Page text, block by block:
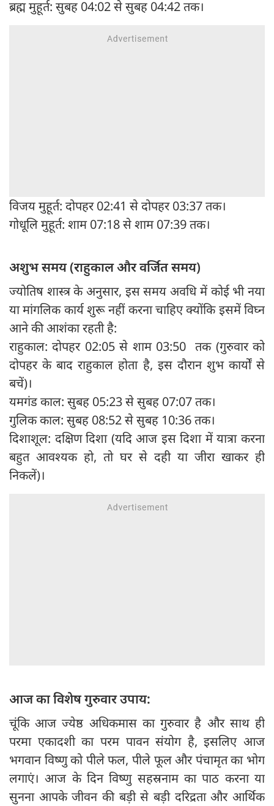
ब्रह्म मुहूर्त: सुबह 04:02 से सुबह 04:42 तक।
विजय मुहूर्त: दोपहर 02:41 से दोपहर 03:37 तक।
गोधूलि मुहूर्त: शाम 07:18 से शाम 07:39 तक।
अशुभ समय (राहुकाल और वर्जित समय)
ज्योतिष शास्त्र के अनुसार, इस समय अवधि में कोई भी नया
या मांगलिक कार्य शुरू नहीं करना चाहिए क्योंकि इसमें विघ्न
आने की आशंका रहती है:
राहुकाल: दोपहर 02:05 से शाम 03:50 तक (गुरुवार को
दोपहर के बाद राहुकाल होता है, इस दौरान शुभ कार्यों से
बचें)।
यमगंड काल: सुबह 05:23 से सुबह 07:07 तक।
गुलिक काल: सुबह 08:52 से सुबह 10:36 तक।
दिशाशूल: दक्षिण दिशा (यदि आज इस दिशा में यात्रा करना
बहुत आवश्यक हो, तो घर से दही या जीरा खाकर ही
निकलें)।
आज का विशेष गुरुवार उपाय:
चूंकि आज ज्येष्ठ अधिकमास का गुरुवार है और साथ ही
परमा एकादशी का परम पावन संयोग है, इसलिए आज
भगवान विष्णु को पीले फल, पीले फूल और पंचामृत का भोग
लगाएं। आज के दिन विष्णु सहस्रनाम का पाठ करना या
सुनना आपके जीवन की बड़ी से बड़ी दरिद्रता और आर्थिक